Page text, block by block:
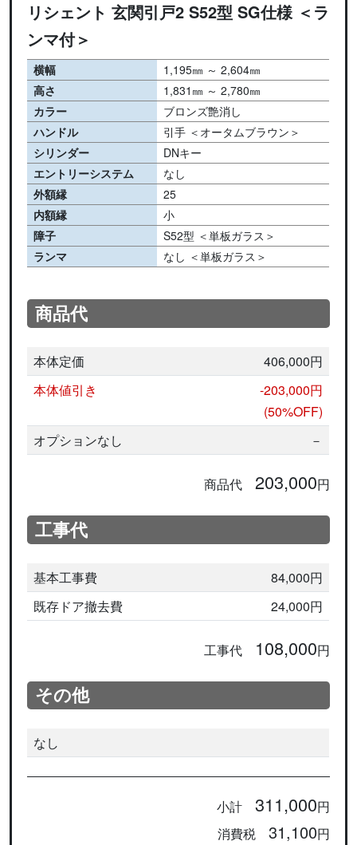
リシェント 玄関引戸2 S52型 SG仕様 ＜ラ
ンマ付＞
横幅
1,195㎜ ～ 2,604㎜
高さ
1,831㎜ ～ 2,780㎜
カラー
ブロンズ艶消し
ハンドル
引手 ＜オータムブラウン＞
シリンダー
DNキー
エントリーシステム
なし
外額縁
25
内額縁
小
障子
S52型 ＜単板ガラス＞
ランマ
なし ＜単板ガラス＞
商品代
本体定価
406,000円
本体値引き
-203,000円
(50%OFF)
オプションなし
－
商品代 203,000円
工事代
基本工事費
84,000円
既存ドア撤去費
24,000円
工事代 108,000円
その他
なし
小計 311,000円
消費税 31,100円